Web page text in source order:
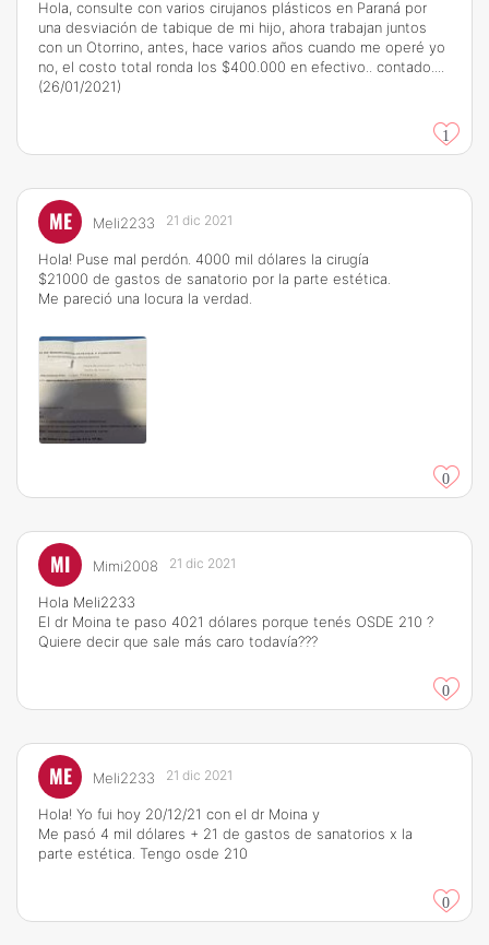
Hola, consulte con varios cirujanos plásticos en Paraná por
una desviación de tabique de mi hijo, ahora trabajan juntos
con un Otorrino, antes, hace varios años cuando me operé yo
no, el costo total ronda los $400.000 en efectivo.. contado....
(26/01/2021)
1
ME Meli2233 21 dic 2021
Hola! Puse mal perdón. 4000 mil dólares la cirugía
$21000 de gastos de sanatorio por la parte estética.
Me pareció una locura la verdad.
0
MI Mimi2008 21 dic 2021
Hola Meli2233
El dr Moina te paso 4021 dólares porque tenés OSDE 210 ?
Quiere decir que sale más caro todavía???
0
ME Meli2233 21 dic 2021
Hola! Yo fui hoy 20/12/21 con el dr Moina y
Me pasó 4 mil dólares + 21 de gastos de sanatorios x la
parte estética. Tengo osde 210
0